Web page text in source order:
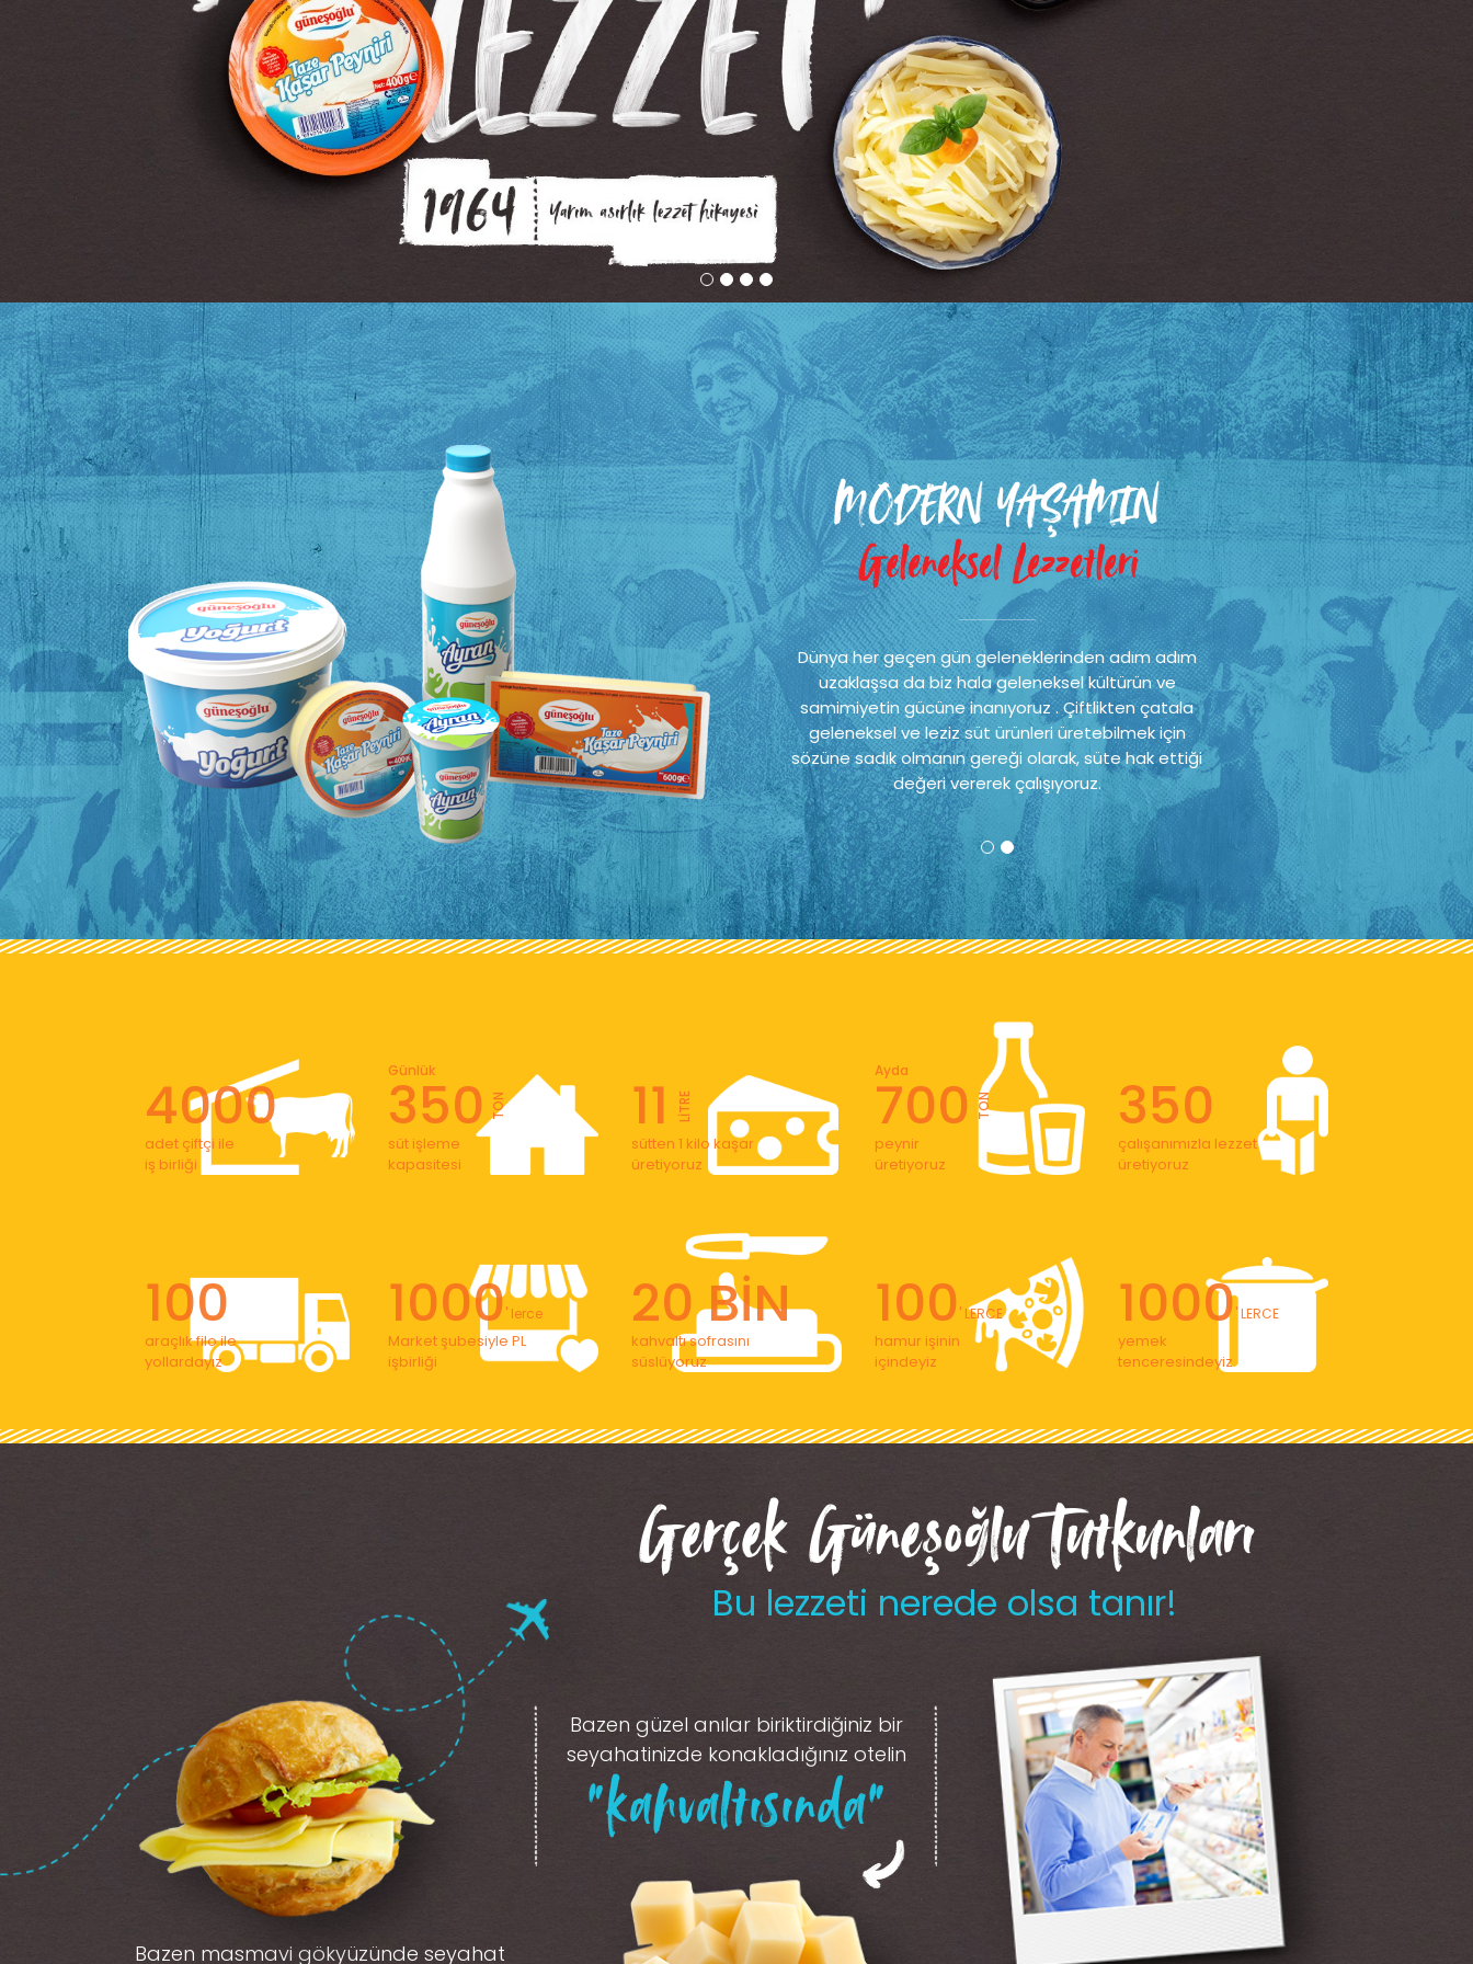
MODERN YAŞAMIN
Geleneksel Lezzetleri
Dünya her geçen gün geleneklerinden adım adım
uzaklaşsa da biz hala geleneksel kültürün ve
samimiyetin gücüne inanıyoruz . Çiftlikten çatala
geleneksel ve leziz süt ürünleri üretebilmek için
sözüne sadık olmanın gereği olarak, süte hak ettiği
değeri vererek çalışıyoruz.
4000
adet çiftçi ile
iş birliği
350
Günlük
TON
süt işleme
kapasitesi
11 LİTRE
sütten 1 kilo kaşar
üretiyoruz
700
Ayda
TON
peynir
üretiyoruz
350
çalışanımızla lezzet
üretiyoruz
100
araçlık filo ile
yollardayız
1000' lerce
Market şubesiyle PL
işbirliği
20 BİN
kahvaltı sofrasını
süslüyoruz
100' LERCE
hamur işinin
içindeyiz
1000' LERCE
yemek
tenceresindeyiz
Gerçek Güneşoğlu Tutkunları
Bu lezzeti nerede olsa tanır!
Bazen masmavi gökyüzünde seyahat
Bazen güzel anılar biriktirdiğiniz bir
seyahatinizde konakladığınız otelin
“kahvaltısında”